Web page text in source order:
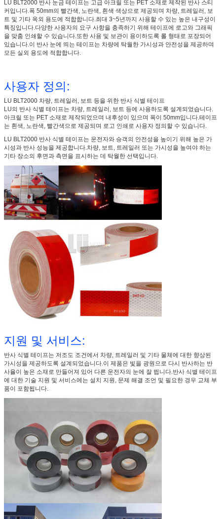
LU BLT2000 반사 눈금 테이프는 고급 아크릴 또는 PET 소재로 제작된 반사 스티
커입니다.폭 50mm의 빨간색, 노란색, 흰색 색상으로 제공되며 차량, 트레일러, 보
트 및 기타 옥외 용도에 적합합니다.최대 3~5년까지 사용할 수 있는 높은 내구성이
특징입니다.다양한 사용자의 요구 사항을 충족하기 위해 테이프에 로고와 그래픽
을 맞춤 인쇄할 수 있습니다.또한 사용 및 보관이 용이하도록 롤 형태로 포장되어
있습니다.이 반사 눈에 띄는 테이프는 차량에 탁월한 가시성과 안전성을 제공하며
모든 실외 용도에 적합합니다.
사용자 정의:
LU BLT2000 차량, 트레일러, 보트 등을 ​​위한 반사 식별 테이프
LU의 반사 식별 테이프는 차량, 트레일러, 보트 등에 사용하도록 설계되었습니다.
아크릴 또는 PET 소재로 제작되었으며 내후성이 있으며 폭이 50mm입니다.테이프
는 흰색, 노란색, 빨간색으로 제공되며 로고 인쇄로 사용자 정의할 수 있습니다.
LU BLT2000 반사 식별 테이프는 운전자와 승객의 안전성을 높이기 위해 높은 가
시성과 반사 성능을 제공합니다.차량, 보트, 트레일러 또는 가시성을 높여야 하는
기타 장소의 후면과 측면을 표시하는 데 탁월한 선택입니다.
지원 및 서비스:
반사 식별 테이프는 저조도 조건에서 차량, 트레일러 및 기타 물체에 대한 향상된
가시성을 제공하도록 설계되었습니다.이 제품은 빛을 광원으로 다시 반사하는 반
사율이 높은 소재로 만들어져 있어 다른 운전자의 눈에 잘 띕니다.반사 식별 테이프
에 대한 기술 지원 및 서비스에는 설치 지원, 문제 해결 조언 및 필요한 경우 교체 부
품이 포함됩니다.